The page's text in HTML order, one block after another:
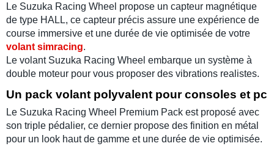
Le Suzuka Racing Wheel propose un capteur magnétique
de type HALL, ce capteur précis assure une expérience de
course immersive et une durée de vie optimisée de votre
volant simracing.
Le volant Suzuka Racing Wheel embarque un système à
double moteur pour vous proposer des vibrations realistes.
Un pack volant polyvalent pour consoles et pc
Le Suzuka Racing Wheel Premium Pack est proposé avec
son triple pédalier, ce dernier propose des finition en métal
pour un look haut de gamme et une durée de vie optimisée.